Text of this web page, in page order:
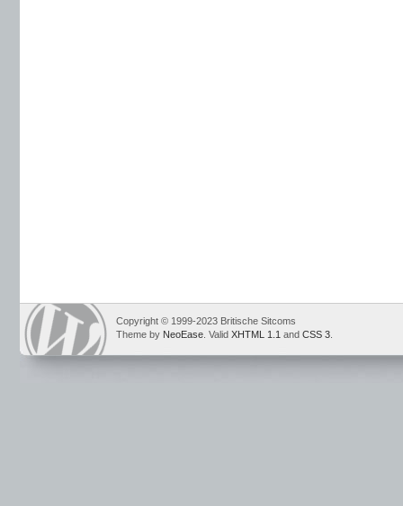
Copyright © 1999-2023 Britische Sitcoms
Theme by NeoEase . Valid XHTML 1.1 and CSS 3